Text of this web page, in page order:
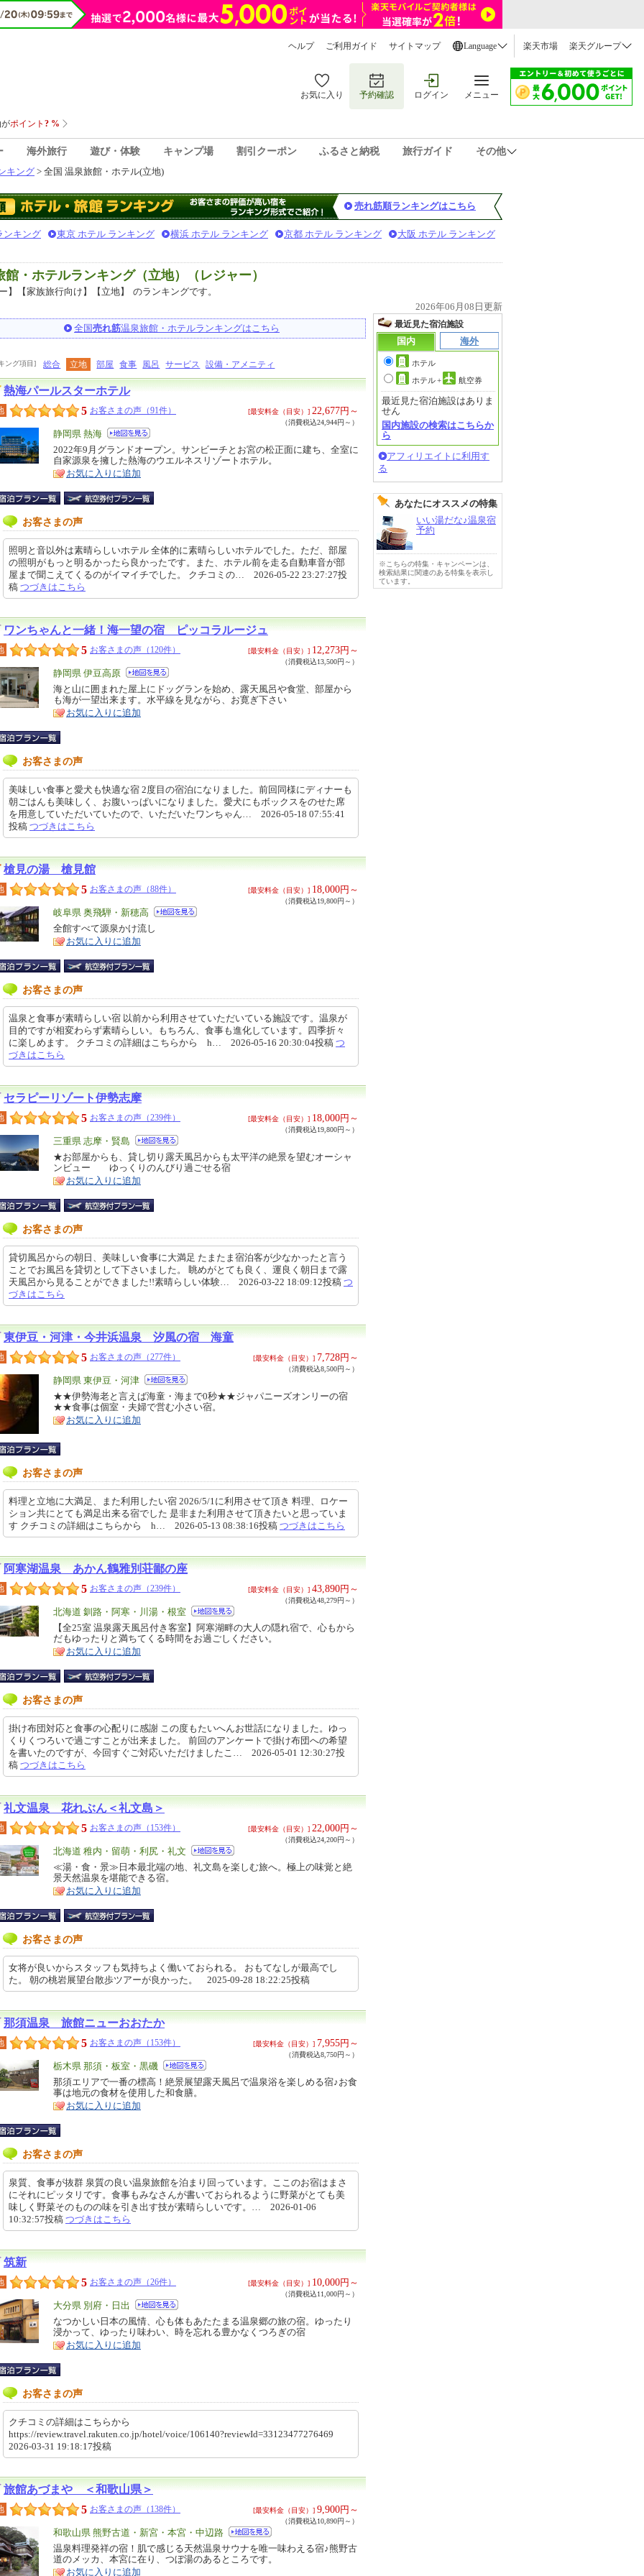
ヘルプ ご利用ガイド サイトマップ Language 楽天市場 楽天グループ
お気に入り 予約確認 ログイン メニュー
海外旅行 遊び・体験 キャンプ場 割引クーポン ふるさと納税 旅行ガイド
その他
キング > 全国 温泉旅館・ホテル(立地)
売れ筋順ランキングはこちら
ンキング 東京 ホテル ランキング 横浜 ホテル ランキング 京都 ホテル ランキング 大阪 ホテル ランキング
・ホテルランキング（立地）（レジャー）
】【家族旅行向け】【立地】
のランキングです。
2026年06月08日更新
全国売れ筋温泉旅館・ホテルランキングはこちら
ング項目] 総合 立地 部屋 食事 風呂 サービス 設備・アメニティ
熱海パールスターホテル
5 お客さまの声（91件） [最安料金（目安）] 22,677円～
（消費税込24,944円～）
エ
リ
ア
静岡県 熱海
特
徴
2022年9月グランドオープン。サンビーチとお宮の松正面に建ち、全室に
自家源泉を擁した熱海のウエルネスリゾートホテル。
お気に入りに追加
お客さまの声
照明と音以外は素晴らしいホテル 全体的に素晴らしいホテルでした。ただ、部屋
の照明がもっと明るかったら良かったです。また、ホテル前を走る自動車音が部
屋まで聞こえてくるのがイマイチでした。 クチコミの… 2026-05-22 23:27:27投
稿 つづきはこちら
ワンちゃんと一緒！海一望の宿 ピッコラルージュ
5 お客さまの声（120件） [最安料金（目安）] 12,273円～
（消費税込13,500円～）
エ
リ
ア
静岡県 伊豆高原
特
徴
海と山に囲まれた屋上にドッグランを始め、露天風呂や食堂、部屋から
も海が一望出来ます。水平線を見ながら、お寛ぎ下さい
お気に入りに追加
お客さまの声
美味しい食事と愛犬も快適な宿 2度目の宿泊になりました。前回同様にディナーも
朝ごはんも美味しく、お腹いっぱいになりました。愛犬にもボックスをのせた席
を用意していただいていたので、いただいたワンちゃん… 2026-05-18 07:55:41
投稿 つづきはこちら
槍見の湯 槍見館
5 お客さまの声（88件） [最安料金（目安）] 18,000円～
（消費税込19,800円～）
エ
リ
ア
岐阜県 奥飛騨・新穂高
特
徴
全館すべて源泉かけ流し
お気に入りに追加
お客さまの声
温泉と食事が素晴らしい宿 以前から利用させていただいている施設です。温泉が
目的ですが相変わらず素晴らしい。もちろん、食事も進化しています。四季折々
に楽しめます。 クチコミの詳細はこちらから h… 2026-05-16 20:30:04投稿 つ
づきはこちら
セラピーリゾート伊勢志摩
5 お客さまの声（239件） [最安料金（目安）] 18,000円～
（消費税込19,800円～）
エ
リ
ア
三重県 志摩・賢島
特
徴
★お部屋からも、貸し切り露天風呂からも太平洋の絶景を望むオーシャ
ンビュー ゆっくりのんびり過ごせる宿
お気に入りに追加
お客さまの声
貸切風呂からの朝日、美味しい食事に大満足 たまたま宿泊客が少なかったと言う
ことでお風呂を貸切として下さいました。 眺めがとても良く、運良く朝日まで露
天風呂から見ることができました!!素晴らしい体験… 2026-03-22 18:09:12投稿 つ
づきはこちら
東伊豆・河津・今井浜温泉 汐風の宿 海童
5 お客さまの声（277件） [最安料金（目安）] 7,728円～
（消費税込8,500円～）
エ
リ
ア
静岡県 東伊豆・河津
特
徴
★★伊勢海老と言えば海童・海まで0秒★★ジャパニーズオンリーの宿
★★食事は個室・夫婦で営む小さい宿。
お気に入りに追加
お客さまの声
料理と立地に大満足、また利用したい宿 2026/5/1に利用させて頂き 料理、ロケー
ション共にとても満足出来る宿でした 是非また利用させて頂きたいと思っていま
す クチコミの詳細はこちらから h… 2026-05-13 08:38:16投稿 つづきはこちら
阿寒湖温泉 あかん鶴雅別荘鄙の座
5 お客さまの声（239件） [最安料金（目安）] 43,890円～
（消費税込48,279円～）
エ
リ
ア
北海道 釧路・阿寒・川湯・根室
特
徴
【全25室 温泉露天風呂付き客室】阿寒湖畔の大人の隠れ宿で、心もから
だもゆったりと満ちてくる時間をお過ごしください。
お気に入りに追加
お客さまの声
掛け布団対応と食事の心配りに感謝 この度もたいへんお世話になりました。ゆっ
くりくつろいで過ごすことが出来ました。 前回のアンケートで掛け布団への希望
を書いたのですが、今回すぐご対応いただけましたこ… 2026-05-01 12:30:27投
稿 つづきはこちら
礼文温泉 花れぶん＜礼文島＞
5 お客さまの声（153件） [最安料金（目安）] 22,000円～
（消費税込24,200円～）
エ
リ
ア
北海道 稚内・留萌・利尻・礼文
特
徴
≪湯・食・景≫日本最北端の地、礼文島を楽しむ旅へ。極上の味覚と絶
景天然温泉を堪能できる宿。
お気に入りに追加
お客さまの声
女将が良いからスタッフも気持ちよく働いておられる。 おもてなしが最高でし
た。 朝の桃岩展望台散歩ツアーが良かった。 2025-09-28 18:22:25投稿
那須温泉 旅館ニューおおたか
5 お客さまの声（153件） [最安料金（目安）] 7,955円～
（消費税込8,750円～）
エ
リ
ア
栃木県 那須・板室・黒磯
特
徴
那須エリアで一番の標高！絶景展望露天風呂で温泉浴を楽しめる宿♪お食
事は地元の食材を使用した和食膳。
お気に入りに追加
お客さまの声
泉質、食事が抜群 泉質の良い温泉旅館を泊まり回っています。ここのお宿はまさ
にそれにピッタリです。食事もみなさんが書いておられるように野菜がとても美
味しく野菜そのものの味を引き出す技が素晴らしいです。… 2026-01-06
10:32:57投稿 つづきはこちら
筑新
5 お客さまの声（26件） [最安料金（目安）] 10,000円～
（消費税込11,000円～）
エ
リ
ア
大分県 別府・日出
特
徴
なつかしい日本の風情、心も体もあたたまる温泉郷の旅の宿。ゆったり
浸かって、ゆったり味わい、時を忘れる豊かなくつろぎの宿
お気に入りに追加
お客さまの声
クチコミの詳細はこちらから
https://review.travel.rakuten.co.jp/hotel/voice/106140?reviewId=33123477276469
2026-03-31 19:18:17投稿
旅館あづまや ＜和歌山県＞
5 お客さまの声（138件） [最安料金（目安）] 9,900円～
（消費税込10,890円～）
エ
リ
ア
和歌山県 熊野古道・新宮・本宮・中辺路
特
徴
温泉料理発祥の宿！肌で感じる天然温泉サウナを唯一味わえる宿♪熊野古
道のメッカ、本宮に在り、つぼ湯のあるところです。
お気に入りに追加
最近見た宿泊施設
国内
海外
ホテル
ホテル+ 航空券
最近見た宿泊施設はありま
せん
国内施設の検索はこちらか
ら
アフィリエイトに利用す
る
あなたにオススメの特集
いい湯だな♪温泉宿
予約
※こちらの特集・キャンペーンは、
検索結果に関連のある特集を表示し
ています。